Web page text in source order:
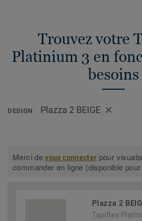
Trouvez votre
Platinium 3 en
besoins
DESIGN Plazza 2 BEIGE
Merci devous connecter pour
commander en ligne (disponible
Plazza 2
Tapiflex